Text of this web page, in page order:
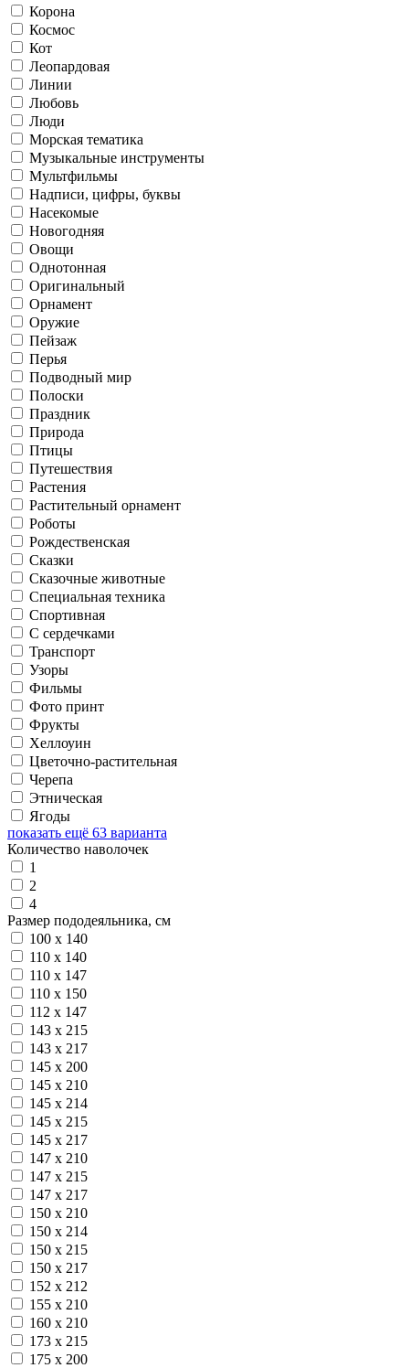
Корона
Космос
Кот
Леопардовая
Линии
Любовь
Люди
Морская тематика
Музыкальные инструменты
Мультфильмы
Надписи, цифры, буквы
Насекомые
Новогодняя
Овощи
Однотонная
Оригинальный
Орнамент
Оружие
Пейзаж
Перья
Подводный мир
Полоски
Праздник
Природа
Птицы
Путешествия
Растения
Растительный орнамент
Роботы
Рождественская
Сказки
Сказочные животные
Специальная техника
Спортивная
С сердечками
Транспорт
Узоры
Фильмы
Фото принт
Фрукты
Хеллоуин
Цветочно-растительная
Черепа
Этническая
Ягоды
показать ещё 63 варианта
Количество наволочек
1
2
4
Размер пододеяльника, см
100 х 140
110 х 140
110 х 147
110 х 150
112 х 147
143 х 215
143 х 217
145 х 200
145 х 210
145 х 214
145 х 215
145 х 217
147 х 210
147 х 215
147 х 217
150 х 210
150 х 214
150 х 215
150 х 217
152 х 212
155 х 210
160 х 210
173 х 215
175 х 200